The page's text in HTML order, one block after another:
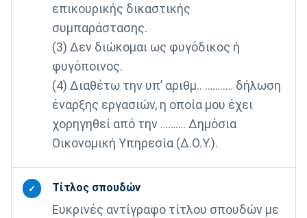
επικουρικής δικαστικής
συμπαράστασης.
(3) Δεν διώκομαι ως φυγόδικος ή
φυγόποινος.
(4) Διαθέτω την υπ’ αριθμ.. ……..… δήλωση
έναρξης εργασιών, η οποία μου έχει
χορηγηθεί από την ………. Δημόσια
Οικονομική Υπηρεσία (Δ.Ο.Υ.).
✓ Τίτλος σπουδών
Ευκρινές αντίγραφο τίτλου σπουδών με